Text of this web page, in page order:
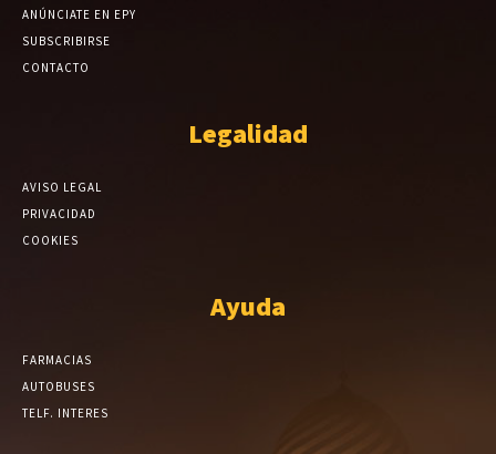
ANÚNCIATE EN EPY
SUBSCRIBIRSE
CONTACTO
Legalidad
AVISO LEGAL
PRIVACIDAD
COOKIES
Ayuda
FARMACIAS
AUTOBUSES
TELF. INTERES